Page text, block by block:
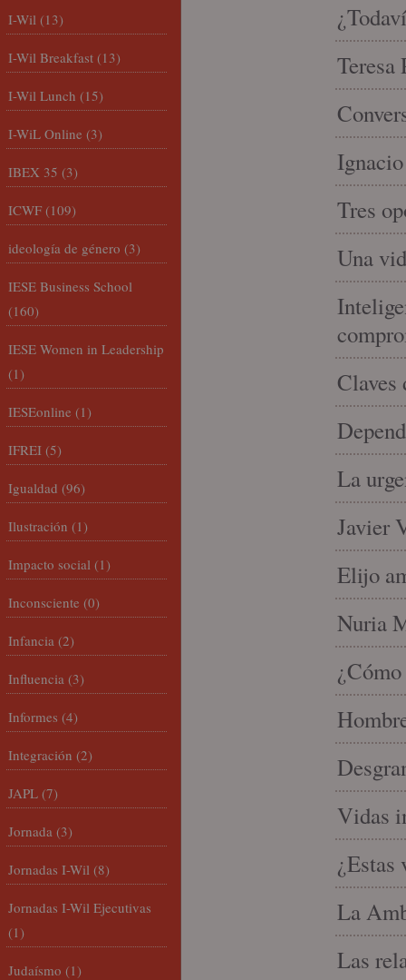
Teresa
Tres
Una
Claves
La
Javier
Elijo
Nuria
Vidas
¿Estas
La
Las
I-Wil (13)
I-Wil Breakfast (13)
I-Wil Lunch (15)
I-WiL Online (3)
IBEX 35 (3)
ICWF (109)
ideología de género (3)
IESE Business School
(160)
IESE Women in Leadership
(1)
IESEonline (1)
IFREI (5)
Igualdad (96)
Ilustración (1)
Impacto social (1)
Inconsciente (0)
Infancia (2)
Influencia (3)
Informes (4)
Integración (2)
JAPL (7)
Jornada (3)
Jornadas I-Wil (8)
Jornadas I-Wil Ejecutivas
(1)
Judaísmo (1)